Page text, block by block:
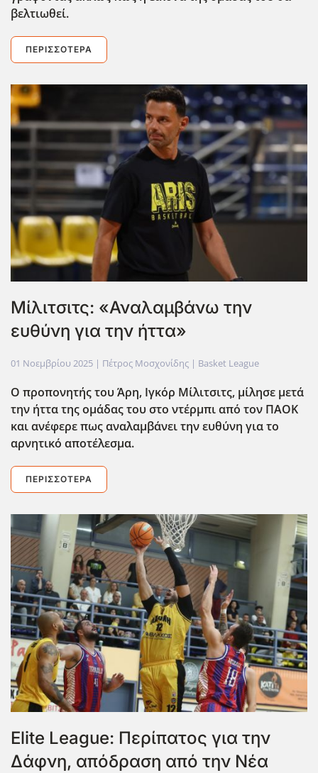
βελτιωθεί.
ΠΕΡΙΣΣΌΤΕΡΑ
Μίλιτσιτς: «Αναλαμβάνω την
ευθύνη για την ήττα»
01 Νοεμβρίου 2025 | Πέτρος Μοσχονίδης | Basket League
Ο προπονητής του Άρη, Ιγκόρ Μίλιτσιτς, μίλησε μετά
την ήττα της ομάδας του στο ντέρμπι από τον ΠΑΟΚ
και ανέφερε πως αναλαμβάνει την ευθύνη για το
αρνητικό αποτέλεσμα.
ΠΕΡΙΣΣΌΤΕΡΑ
Elite League: Περίπατος για την
Δάφνη, απόδραση από την Νέα